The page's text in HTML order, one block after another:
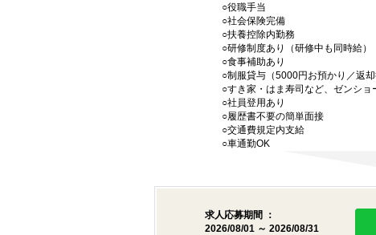
○役職手当
○社会保険完備
○扶養控除内勤務
○研修制度あり（研修中も同時給）
○食事補助あり
○制服貸与（5000円お預かり／返却
○すき家・はま寿司など、ゼンシ
○社員登用あり
○履歴書不要の簡単面接
○交通費規定内支給
○車通勤OK
求人応募期間 ：
2026/08/01 ～ 2026/08/31